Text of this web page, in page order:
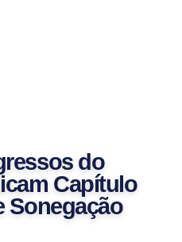
do
Capítulo
Sonegação